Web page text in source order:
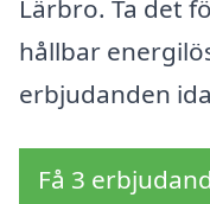
Lärbro. Ta det
hållbar
erbjudanden
Få 3